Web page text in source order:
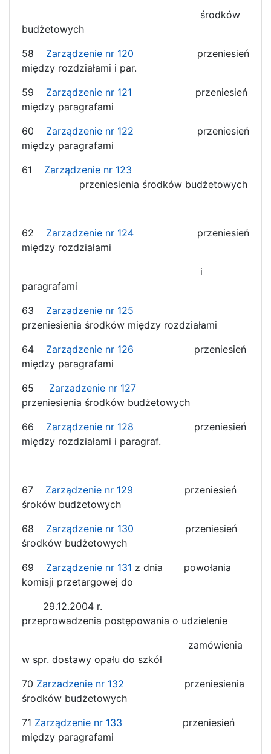
środków
budżetowych
58 Zarządzenie nr 120
przeniesień
między rozdziałami i par.
59 Zarządzenie nr 121 przeniesień
między paragrafami
60 Zarządzenie nr 122 przeniesień
między paragrafami
61 Zarządzenie nr 123
przeniesienia środków budżetowych
62 Zarzadzenie nr 124
przeniesień
między rozdziałami
i
paragrafami
63 Zarzadzenie nr 125
przeniesienia środków między rozdziałami
64 Zarządzenie nr 126 przeniesień
między paragrafami
65
Zarzadzenie nr 127
przeniesienia środków budżetowych
66 Zarządzenie nr 128
przeniesień
między rozdziałami i paragraf.
67 Zarządzenie nr 129
przeniesień
śroków budżetowych
68 Zarządzenie nr 130 przeniesień
środków budżetowych
69 Zarządzenie nr 131 z dnia powołania
komisji przetargowej do
29.12.2004 r.
przeprowadzenia postępowania o udzielenie
zamówienia
w spr. dostawy opału do szkół
70 Zarzadzenie nr 132 przeniesienia
środków budżetowych
71 Zarządzenie nr 133
przeniesień
między paragrafami